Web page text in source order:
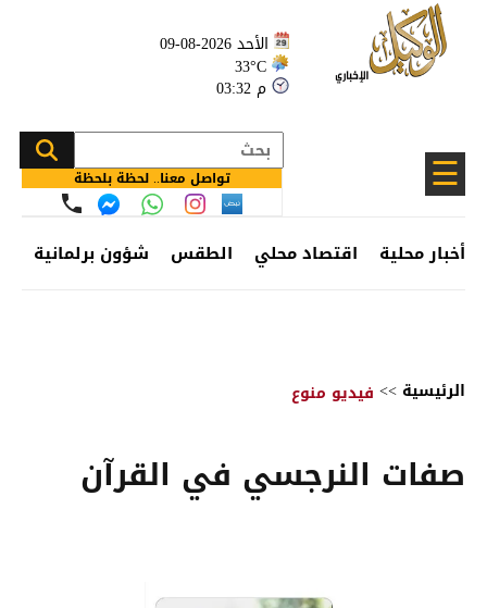
الأحد 2026-08-09
33°C
03:32 م
☰ تواصل معنا.. لحظة بلحظة
أخبار محلية اقتصاد محلي الطقس شؤون برلمانية
الرئيسية >> فيديو منوع
صفات النرجسي في القرآن